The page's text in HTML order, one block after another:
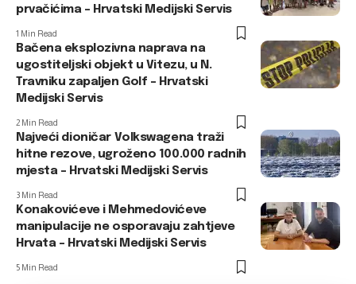
prvačićima – Hrvatski Medijski Servis
1 Min Read
Bačena eksplozivna naprava na
ugostiteljski objekt u Vitezu, u N.
Travniku zapaljen Golf – Hrvatski
Medijski Servis
2 Min Read
Najveći dioničar Volkswagena traži
hitne rezove, ugroženo 100.000 radnih
mjesta – Hrvatski Medijski Servis
3 Min Read
Konakovićeve i Mehmedovićeve
manipulacije ne osporavaju zahtjeve
Hrvata – Hrvatski Medijski Servis
5 Min Read